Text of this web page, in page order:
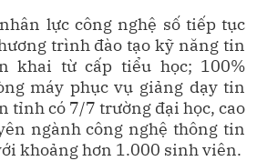
lực công nghệ số tiếp tục
trình đào tạo kỹ năng tin
khai từ cấp tiểu học; 100%
máy phục vụ giảng dạy tin
tỉnh có 7/7 trường đại học, cao
ngành công nghệ thông tin
khoảng hơn 1.000 sinh viên.